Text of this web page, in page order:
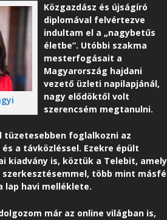
Közgazdász és újságíró
diplomával felvértezve
indultam el a „nagybetűs
életbe”. Utóbbi szakma
mesterfogásait a
Magyarország hajdani
vezető üzleti napilapjánál,
nagy elődöktől volt
szerencsém megtanulni.
tüzetesebben foglalkozni az
a távközléssel. Ezekre épült
kiadvány is, köztük a Telebit, amely
több mint
lap havi melléklete.
már az online világban is,